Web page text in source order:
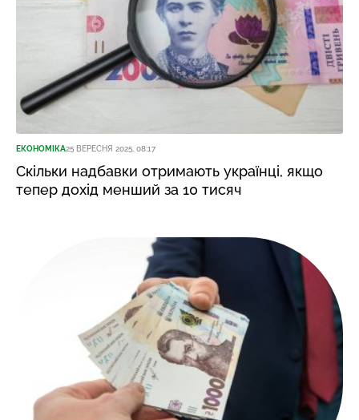
ЕКОНОМІКА25 ВЕРЕСНЯ 2025, 08:17
Скільки надбавки отримають українці, якщо
тепер дохід менший за 10 тисяч